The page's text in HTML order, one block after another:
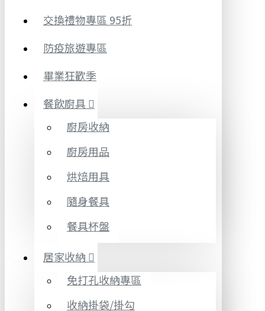
交換禮物專區 95折
防疫旅遊專區
畢業狂歡季
餐飲廚具
廚房收納
廚房用品
烘焙用具
隨身餐具
餐具杯盤
居家收納
免打孔收納專區
收納掛袋/掛勾